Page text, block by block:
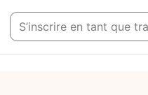
S’inscrire en tant que